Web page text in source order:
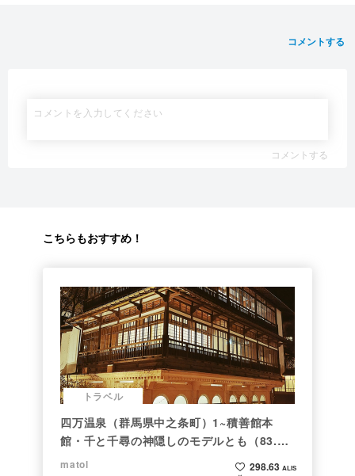
コメントする
コメントする
こちらもおすすめ！
トラベル
四万温泉（群馬県中之条町）1~積善館本
館・千と千尋の神隠しのモデルとも（83.と
らべるショット）
matol
298.63 ALIS